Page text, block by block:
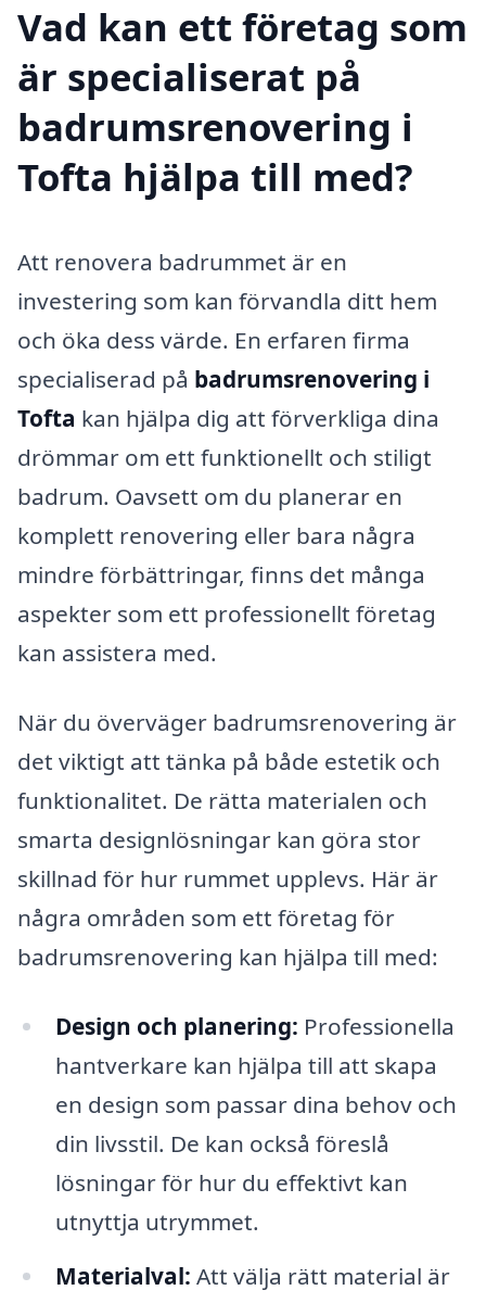
Vad kan ett företag som
är specialiserat på
badrumsrenovering i
Tofta hjälpa till med?
Att renovera badrummet är en
investering som kan förvandla ditt hem
och öka dess värde. En erfaren firma
specialiserad på badrumsrenovering i
Tofta kan hjälpa dig att förverkliga dina
drömmar om ett funktionellt och stiligt
badrum. Oavsett om du planerar en
komplett renovering eller bara några
mindre förbättringar, finns det många
aspekter som ett professionellt företag
kan assistera med.
När du överväger badrumsrenovering är
det viktigt att tänka på både estetik och
funktionalitet. De rätta materialen och
smarta designlösningar kan göra stor
skillnad för hur rummet upplevs. Här är
några områden som ett företag för
badrumsrenovering kan hjälpa till med:
Design och planering: Professionella
hantverkare kan hjälpa till att skapa
en design som passar dina behov och
din livsstil. De kan också föreslå
lösningar för hur du effektivt kan
utnyttja utrymmet.
Materialval: Att välja rätt material är